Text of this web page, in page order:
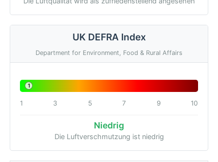
UK DEFRA Index
Department for Environment, Food & Rural Affairs
1
1 3 5 7 9 10
Niedrig
Die Luftverschmutzung ist niedrig